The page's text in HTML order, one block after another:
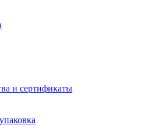
и сертификаты